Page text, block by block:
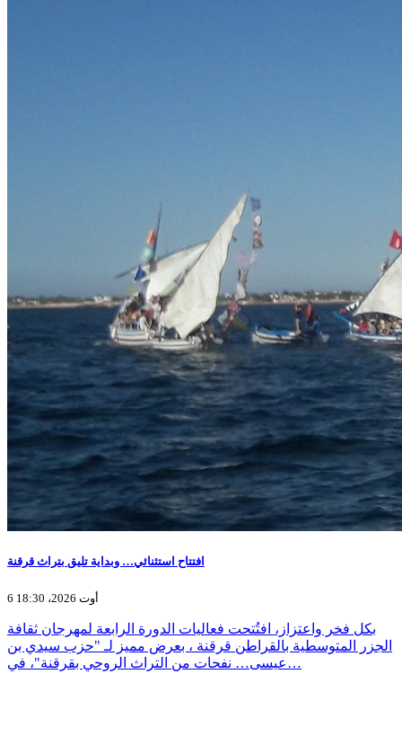
افتتاح استثنائي… وبداية تليق بتراث قرقنة
6 أوت 2026، 18:30
بكل فخر واعتزاز، افتُتحت فعاليات الدورة الرابعة لمهرجان ثقافة
الجزر المتوسطية بالقراطن قرقنة ، بعرض مميز لـ "حزب سيدي بن
عيسى… نفحات من التراث الروحي بقرقنة"، في…